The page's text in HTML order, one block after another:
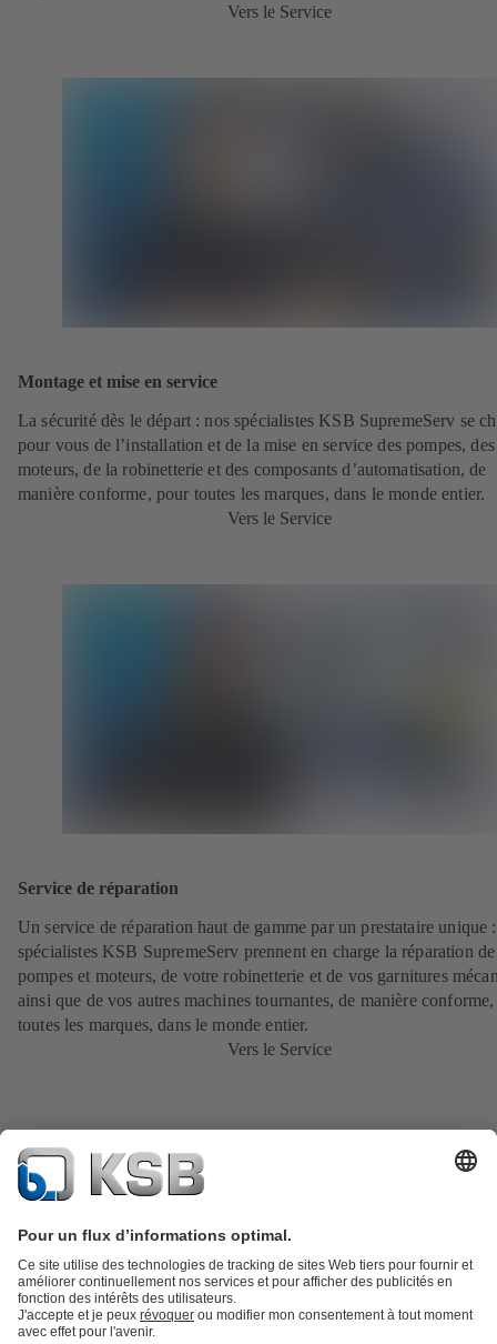
Vers le Service
Montage et mise en service
La sécurité dès le départ : nos spécialistes KSB SupremeServ se
pour vous de l’installation et de la mise en service des pompes, des
moteurs, de la robinetterie et des composants d’automatisation, de
manière conforme, pour toutes les marques, dans le monde entier.
Vers le Service
Service de réparation
Un service de réparation haut de gamme par un prestataire unique
spécialistes KSB SupremeServ prennent en charge la réparation
pompes et moteurs, de votre robinetterie et de vos garnitures
ainsi que de vos autres machines tournantes, de manière
toutes les marques, dans le monde entier.
Vers le Service